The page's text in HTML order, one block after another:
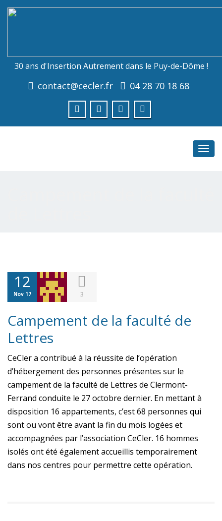
30 ans d'Insertion Autrement dans le Puy-de-Dôme !
contact@cecler.fr 04 28 70 18 68
12
Nov 17 3
Campement de la faculté de
Lettres
CeCler a contribué à la réussite de l’opération
d’hébergement des personnes présentes sur le
campement de la faculté de Lettres de Clermont-
Ferrand conduite le 27 octobre dernier. En mettant à
disposition 16 appartements, c’est 68 personnes qui
sont ou vont être avant la fin du mois logées et
accompagnées par l’association CeCler. 16 hommes
isolés ont été également accueillis temporairement
dans nos centres pour permettre cette opération.